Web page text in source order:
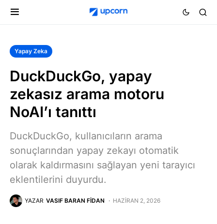
Yapay Zeka
DuckDuckGo, yapay
zekasız arama motoru
NoAI’ı tanıttı
DuckDuckGo, kullanıcıların arama
sonuçlarından yapay zekayı otomatik
olarak kaldırmasını sağlayan yeni tarayıcı
eklentilerini duyurdu.
YAZAR VASIF BARAN FIDAN HAZIRAN 2, 2026